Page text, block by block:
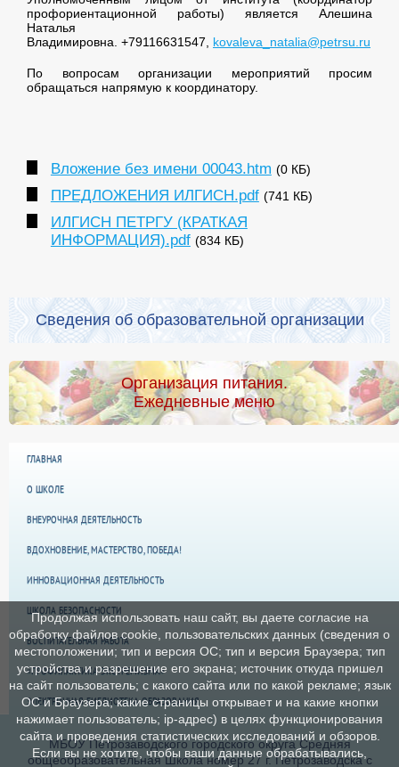
профориентационной работы) является Алешина
Наталья
Владимировна. +79116631547, kovaleva_natalia@petrsu.ru
По вопросам организации мероприятий просим
обращаться напрямую к координатору.
Вложение без имени 00043.htm (0 КБ)
ПРЕДЛОЖЕНИЯ ИЛГИСН.pdf (741 КБ)
ИЛГИСН ПЕТРГУ (КРАТКАЯ
ИНФОРМАЦИЯ).pdf (834 КБ)
Сведения об образовательной организации
Организация питания.
Ежедневные меню
ГЛАВНАЯ
О ШКОЛЕ
ВНЕУРОЧНАЯ ДЕЯТЕЛЬНОСТЬ
ВДОХНОВЕНИЕ, МАСТЕРСТВО, ПОБЕДА!
ИННОВАЦИОННАЯ ДЕЯТЕЛЬНОСТЬ
ШКОЛА БЕЗОПАСНОСТИ
ВОСПИТАТЕЛЬНАЯ РАБОТА
«ПРОФИЛАКТИКА ЭКСТРЕМИЗМА»
ЭЛЕКТРОННАЯ БИБЛИОТЕКА ОБРАЗОВАНИЯ
МБОУ Петрозаводского городского округа Средняя
общеобразовательная Школа номер 27 г. Петрозаводска с
Продолжая использовать наш сайт, вы даете согласие на
обработку файлов cookie, пользовательских данных (сведения о
местоположении; тип и версия ОС; тип и версия Браузера; тип
устройства и разрешение его экрана; источник откуда пришел
на сайт пользователь; с какого сайта или по какой рекламе; язык
ОС и Браузера; какие страницы открывает и на какие кнопки
нажимает пользователь; ip-адрес) в целях функционирования
сайта и проведения статистических исследований и обзоров.
Если вы не хотите, чтобы ваши данные обрабатывались,